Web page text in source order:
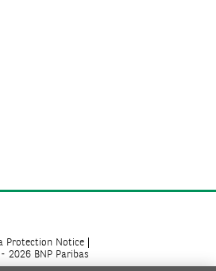
Protection Notice
2026 BNP Paribas